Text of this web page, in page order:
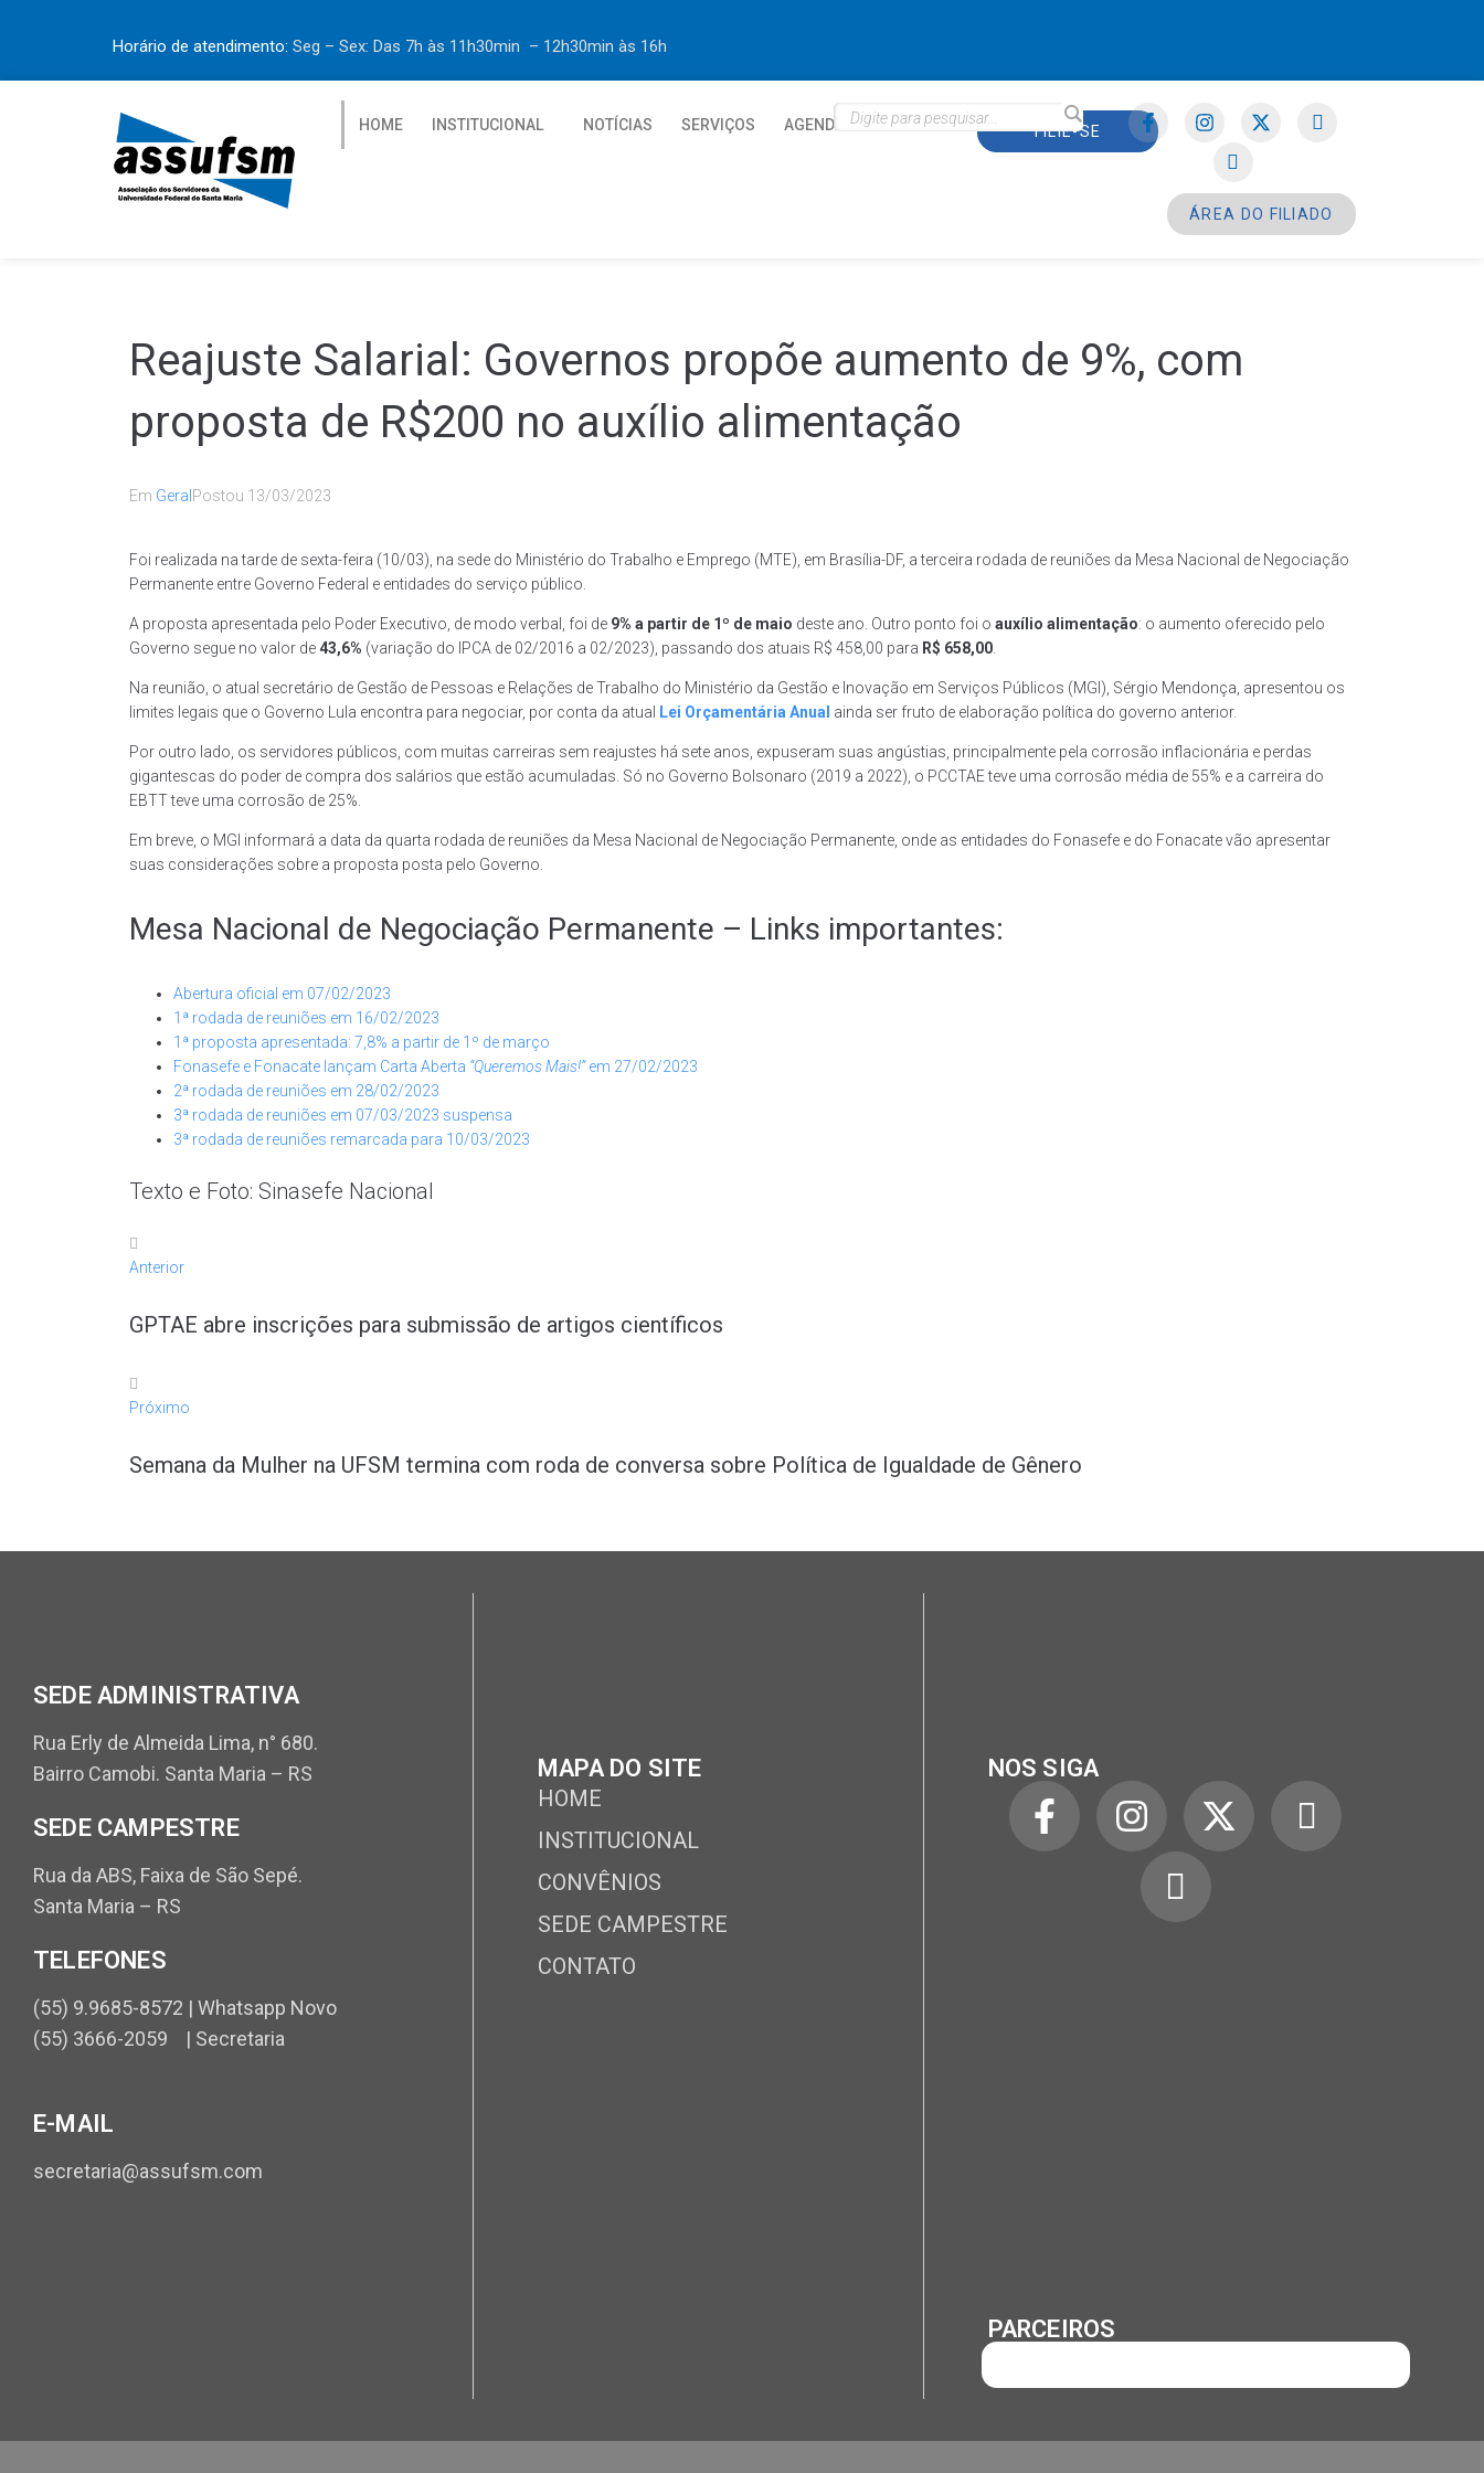
Horário de atendimento: Seg – Sex: Das 7h às 11h30min – 12h30min às 16h
HOME INSTITUCIONAL NOTÍCIAS SERVIÇOS AGENDA CONTATO FILIE-SE
ÁREA DO FILIADO
Reajuste Salarial: Governos propõe aumento de 9%, com
proposta de R$200 no auxílio alimentação
Em GeralPostou 13/03/2023
Foi realizada na tarde de sexta-feira (10/03), na sede do Ministério do Trabalho e Emprego (MTE), em Brasília-DF, a terceira rodada de reuniões da Mesa Nacional de Negociação
Permanente entre Governo Federal e entidades do serviço público.
A proposta apresentada pelo Poder Executivo, de modo verbal, foi de 9% a partir de 1º de maio deste ano. Outro ponto foi o auxílio alimentação: o aumento oferecido pelo
Governo segue no valor de43,6% (variação do IPCA de 02/2016 a 02/2023), passando dos atuais R$ 458,00 para R$ 658,00
Na reunião, o atual secretário de Gestão de Pessoas e Relações de Trabalho do Ministério da Gestão e Inovação em Serviços Públicos (MGI), Sérgio Mendonça, apresentou os
limites legais que o Governo Lula encontra para negociar, por conta da atual Lei Orçamentária Anual ainda ser fruto de elaboração política do governo anterior.
Por outro lado, os servidores públicos, com muitas carreiras sem reajustes há sete anos, expuseram suas angústias, principalmente pela corrosão inflacionária e perdas
gigantescas do poder de compra dos salários que estão acumuladas. Só no Governo Bolsonaro (2019 a 2022), o PCCTAE teve uma corrosão média de 55% e a carreira do
EBTT teve uma corrosão de 25%.
Em breve, o MGI informará a data da quarta rodada de reuniões da Mesa Nacional de Negociação Permanente, onde as entidades do Fonasefe e do Fonacate vão apresentar
suas considerações sobre a proposta posta pelo Governo.
Mesa Nacional de Negociação Permanente – Links importantes:
Abertura oficial em 07/02/2023
1ª rodada de reuniões em 16/02/2023
1ª proposta apresentada: 7,8% a partir de 1º de março
Fonasefe e Fonacate lançam Carta Aberta “Queremos Mais!”em 27/02/2023
2ª rodada de reuniões em 28/02/2023
3ª rodada de reuniões em 07/03/2023 suspensa
3ª rodada de reuniões remarcada para 10/03/2023
Texto e Foto: Sinasefe Nacional
Anterior
GPTAE abre inscrições para submissão de artigos científicos
Próximo
Semana da Mulher na UFSM termina com roda de conversa sobre Política de Igualdade de Gênero
SEDE ADMINISTRATIVA
Rua Erly de Almeida Lima, n° 680.
Bairro Camobi. Santa Maria – RS
SEDE CAMPESTRE
Rua da ABS, Faixa de São Sepé.
Santa Maria – RS
TELEFONES
(55) 9.9685-8572 | Whatsapp Novo
(55) 3666-2059 | Secretaria
E-MAIL
secretaria@assufsm.com
MAPA DO SITE
HOME
INSTITUCIONAL
CONVÊNIOS
SEDE CAMPESTRE
CONTATO
NOS SIGA
PARCEIROS